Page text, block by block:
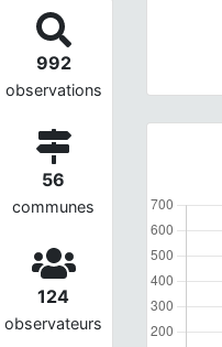
992
observations
56
communes
124
observateurs